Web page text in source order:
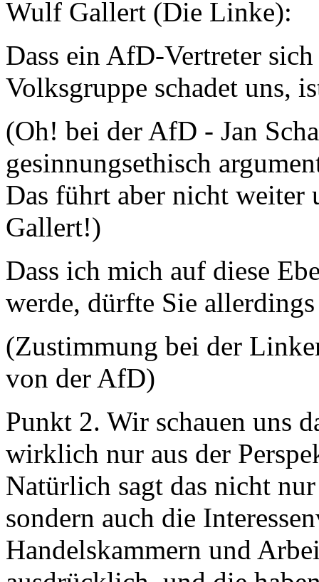
Wulf Gallert (Die Linke):
Dass ein AfD-Vertreter
Volksgruppe schadet uns,
(Oh! bei der AfD - Jan
gesinnungsethisch
Das führt aber nicht
Gallert!)
Dass ich mich auf diese
werde, dürfte Sie
(Zustimmung bei der
von der AfD)
Punkt 2. Wir schauen uns
wirklich nur aus der
Natürlich sagt das nicht
sondern auch die
Handelskammern und